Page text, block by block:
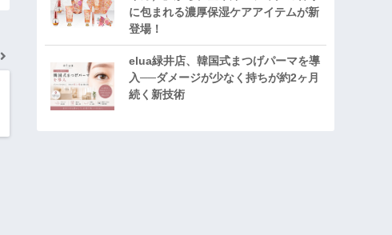
に包まれる濃厚保湿ケアアイテムが新
登場！
elua緑井店、韓国式まつげパーマを導
入──ダメージが少なく持ちが約2ヶ月
続く新技術